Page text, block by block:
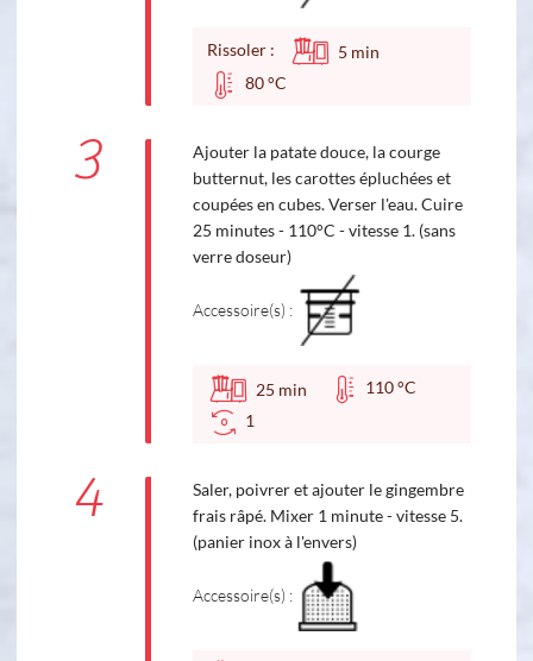
Rissoler : 5 min
80 °C
3
Ajouter la patate douce, la courge
butternut, les carottes épluchées et
coupées en cubes. Verser l'eau. Cuire
25 minutes - 110°C - vitesse 1. (sans
verre doseur)
Accessoire(s) :
25 min
110 °C
1
4
Saler, poivrer et ajouter le gingembre
frais râpé. Mixer 1 minute - vitesse 5.
(panier inox à l'envers)
Accessoire(s) :